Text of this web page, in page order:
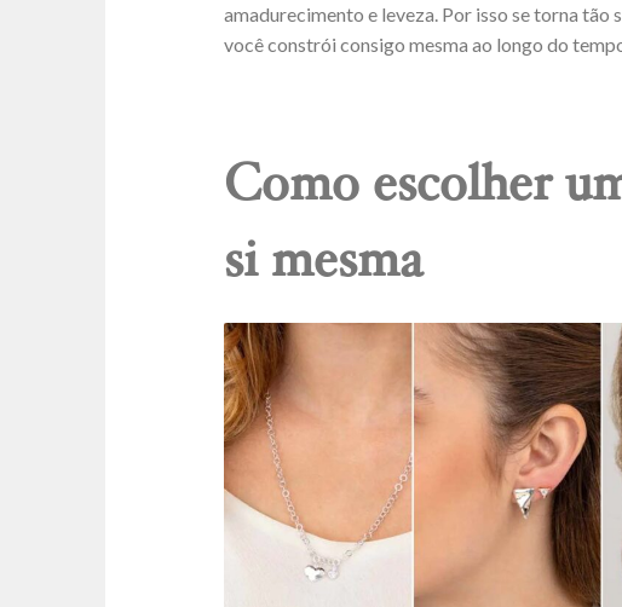
amadurecimento e leveza. Por isso se torna
você constrói consigo mesma ao longo do
Como escolher
si mesma